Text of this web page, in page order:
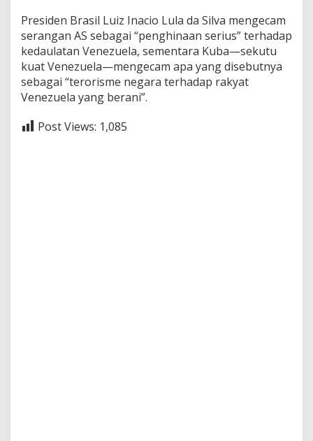
Presiden Brasil Luiz Inacio Lula da Silva mengecam
serangan AS sebagai “penghinaan serius” terhadap
kedaulatan Venezuela, sementara Kuba—sekutu
kuat Venezuela—mengecam apa yang disebutnya
sebagai “terorisme negara terhadap rakyat
Venezuela yang berani”.
Post Views: 1,085